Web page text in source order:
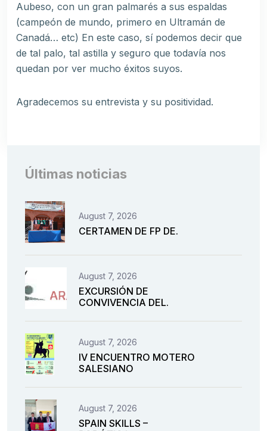
Aubeso, con un gran palmarés a sus espaldas
(campeón de mundo, primero en Ultramán de
Canadá… etc) En este caso, sí podemos decir que
de tal palo, tal astilla y seguro que todavía nos
quedan por ver mucho éxitos suyos.
Agradecemos su entrevista y su positividad.
Últimas noticias
August 7, 2026
CERTAMEN DE FP DE.
August 7, 2026
EXCURSIÓN DE
CONVIVENCIA DEL.
August 7, 2026
IV ENCUENTRO MOTERO
SALESIANO
August 7, 2026
SPAIN SKILLS –